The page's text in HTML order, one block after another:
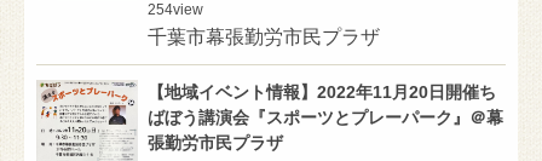
254view
千葉市幕張勤労市民プラザ
【地域イベント情報】2022年11月20日開催ち
ばぼう講演会『スポーツとプレーパーク』＠幕
張勤労市民プラザ